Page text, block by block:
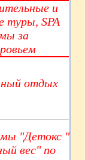
и
туры, SPA
за
отдых
"Детокс "
вес" по